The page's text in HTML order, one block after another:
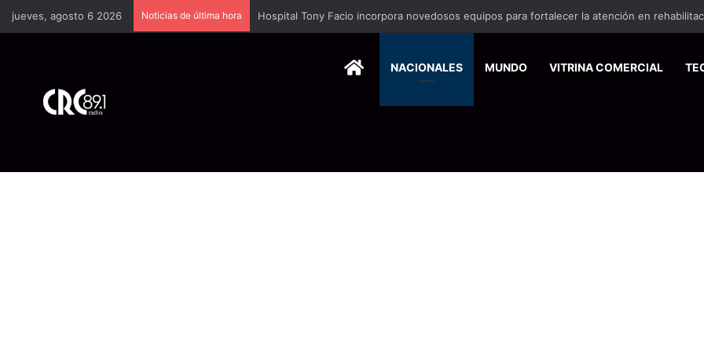
jueves, agosto 6 2026 Noticias de última hora Cámara Costarricense de Pymes capacitará a 200 emprendedores para vender por
HOMENACIONALES MUNDO VITRINA COMERCIAL